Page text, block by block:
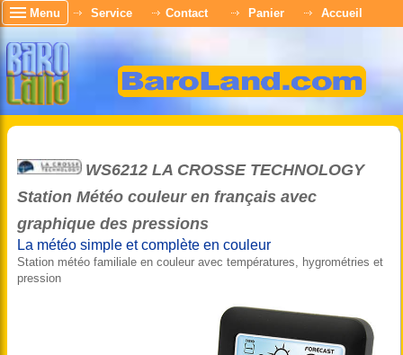
Menu Service Contact Panier Accueil
WS6212 LA CROSSE TECHNOLOGY
Station Météo couleur en français avec
graphique des pressions
La météo simple et complète en couleur
Station météo familiale en couleur avec températures, hygrométries et
pression